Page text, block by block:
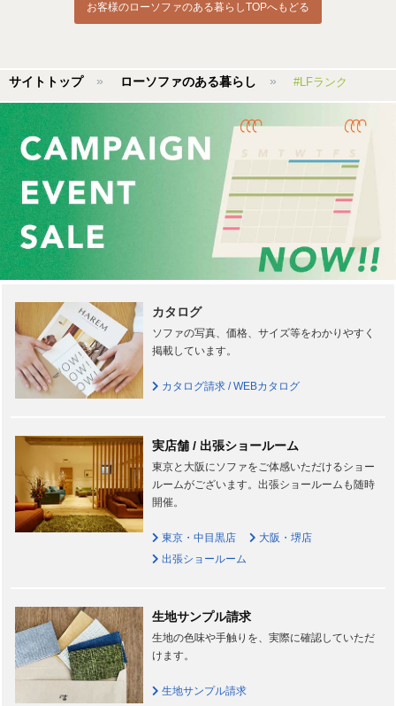
お客様のローソファのある暮らしTOPへもどる
サイトトップ ローソファのある暮らし #LFランク
カタログ
ソファの写真、価格、サイズ等をわかりやすく
掲載しています。
カタログ請求 / WEBカタログ
実店舗 / 出張ショールーム
東京と大阪にソファをご体感いただけるショー
ルームがございます。出張ショールームも随時
開催。
東京・中目黒店
大阪・堺店
出張ショールーム
生地サンプル請求
生地の色味や手触りを、実際に確認していただ
けます。
生地サンプル請求